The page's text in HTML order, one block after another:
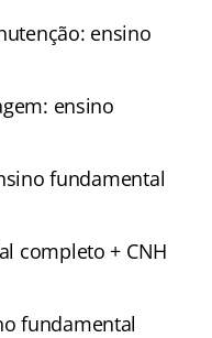
ensino
ensino
fundamental
completo + CNH
fundamental